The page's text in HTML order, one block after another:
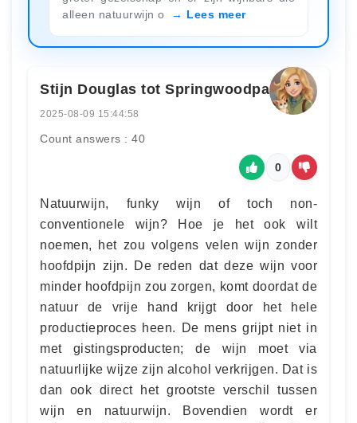
alleen natuurwijn o
Lees meer
Stijn Douglas tot Springwoodpark
2025-08-09 15:44:58
Count answers : 40
0
Natuurwijn, funky wijn of toch non-
conventionele wijn? Hoe je het ook wilt
noemen, het zou volgens velen wijn zonder
hoofdpijn zijn. De reden dat deze wijn voor
minder hoofdpijn zou zorgen, komt doordat de
natuur de vrije hand krijgt door het hele
productieproces heen. De mens grijpt niet in
met gistingsproducten; de wijn moet via
natuurlijke wijze zijn alcohol verkrijgen. Dat is
dan ook direct het grootste verschil tussen
wijn en natuurwijn. Bovendien wordt er